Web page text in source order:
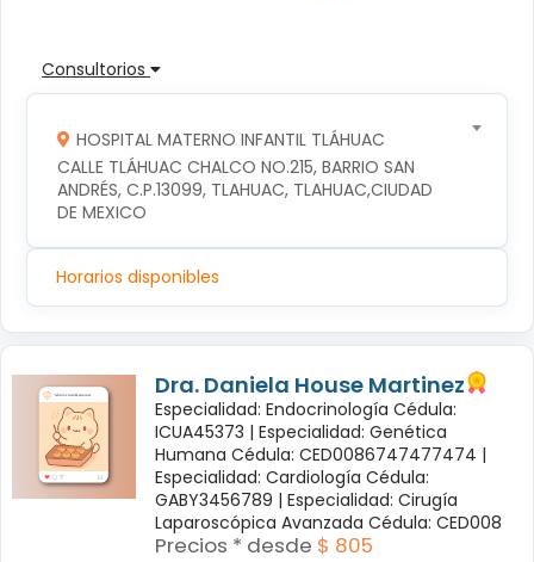
Consultorios
HOSPITAL MATERNO INFANTIL TLÁHUAC
CALLE TLÁHUAC CHALCO NO.215, BARRIO SAN
ANDRÉS, C.P.13099, TLAHUAC, TLAHUAC,CIUDAD
DE MEXICO
Horarios disponibles
Dra. Daniela House Martinez
Especialidad: Endocrinología Cédula:
ICUA45373 | Especialidad: Genética
Humana Cédula: CED0086747477474 |
Especialidad: Cardiología Cédula:
GABY3456789 | Especialidad: Cirugía
Laparoscópica Avanzada Cédula: CED008
Precios * desde $ 805